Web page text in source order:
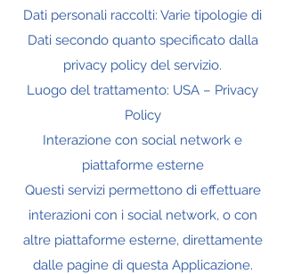
Dati personali raccolti: Varie tipologie di
Dati secondo quanto specificato dalla
privacy policy del servizio.
Luogo del trattamento: USA – Privacy
Policy
Interazione con social network e
piattaforme esterne
Questi servizi permettono di effettuare
interazioni con i social network, o con
altre piattaforme esterne, direttamente
dalle pagine di questa Applicazione.